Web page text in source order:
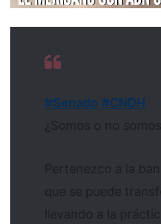
#Senado #CNDH
¿Somos o no
Pertenezco a la
que se puede
llevando a la